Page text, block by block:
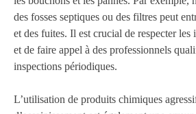
des fosses septiques ou des filtres peut
et des fuites. Il est crucial de respecter les
et de faire appel à des professionnels
inspections périodiques.
L’utilisation de produits chimiques